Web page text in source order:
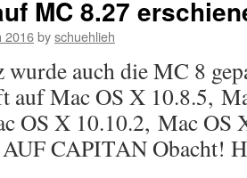
MC 8.27
2016byschuehlieh
auch die MC 8
auf Mac OS X 10.8.5,
OS X 10.10.2, Mac OS
CAPITAN Obacht!